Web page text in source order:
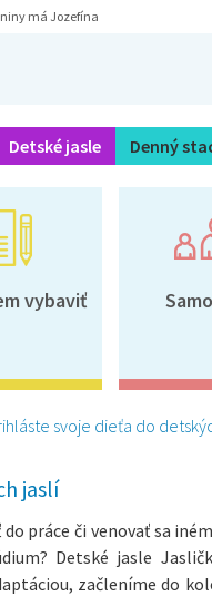
má Jozefína
Detské jasle Denný
vybaviť
svoje dieťa do
jaslí
práce či venovať sa
Detské jasle
začleníme do